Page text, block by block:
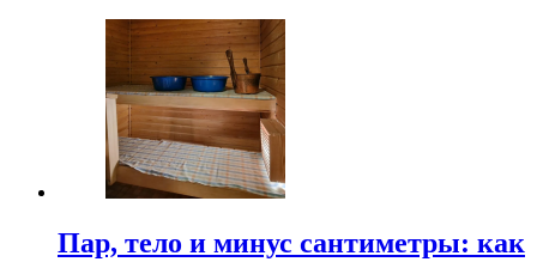
Пар, тело и минус сантиметры: как